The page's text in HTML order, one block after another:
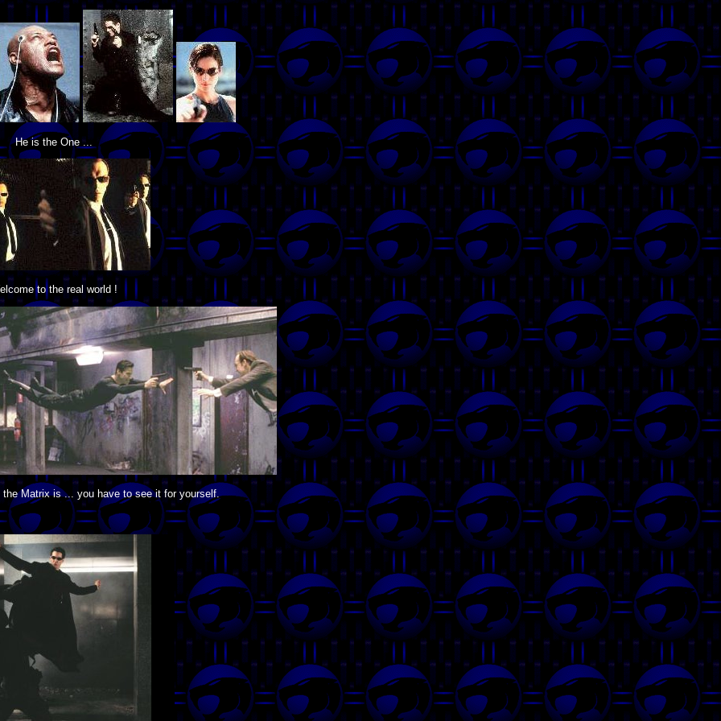
He is the One ...
to the real world !
the Matrix is ... you have to see it for yourself.